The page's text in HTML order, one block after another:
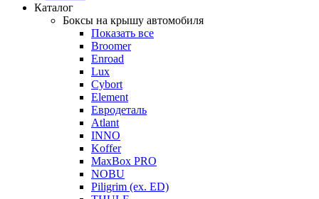
Каталог
Боксы на крышу автомобиля
Показать все
Broomer
Enroad
Lux
Cybort
Element
Евродеталь
Atlant
INNO
Koffer
MaxBox PRO
NOBU
Piligrim (ex. ED)